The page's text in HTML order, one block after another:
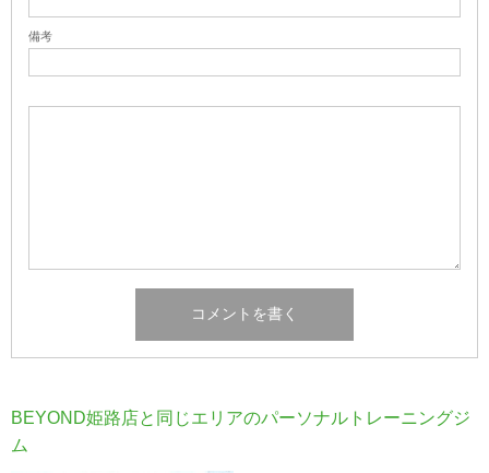
備考
BEYOND姫路店と同じエリアのパーソナルトレーニングジ
ム